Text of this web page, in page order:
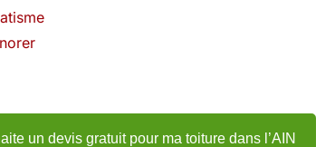
un devis gratuit pour ma toiture dans l’AIN